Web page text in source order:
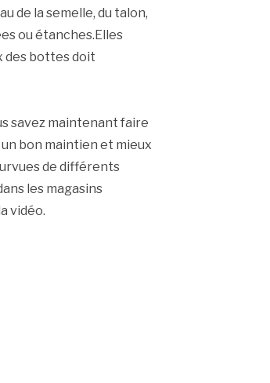
de la semelle, du talon,
ou étanches.Elles
des bottes doit
savez maintenant faire
bon maintien et mieux
de différents
les magasins
vidéo.